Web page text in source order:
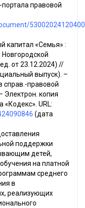
правовой
капитал «Семья» :
от 23.12.2024) //
выпуск). –
справ.-правовой
Электрон. копия
«Кодекс». URL:
(дата
поддержки
детей,
на платной
среднего
в
реализующих